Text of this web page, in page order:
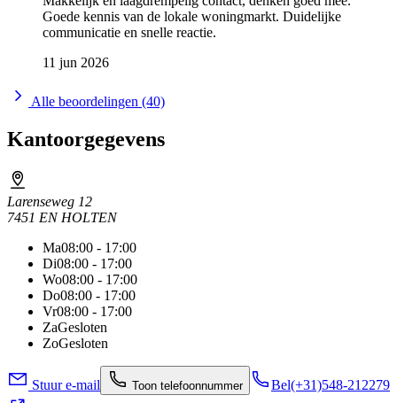
Goede kennis van de lokale woningmarkt. Duidelijke
communicatie en snelle reactie.
11 jun 2026
Alle beoordelingen (40)
Kantoorgegevens
Larenseweg 12
7451 EN HOLTEN
Ma08:00 - 17:00
Di08:00 - 17:00
Wo08:00 - 17:00
Do08:00 - 17:00
Vr08:00 - 17:00
ZaGesloten
ZoGesloten
Stuur e-mail Toon telefoonnummer Bel(+31)548-212279